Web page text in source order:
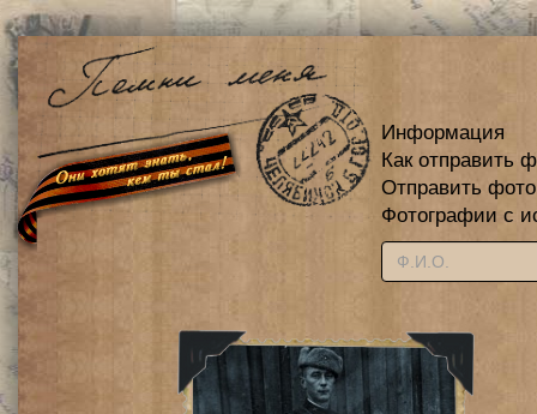
Информация
Как отправить
Отправить
Фотографии с